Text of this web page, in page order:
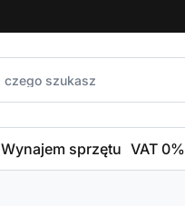
Wynajem sprzętu VAT 0%